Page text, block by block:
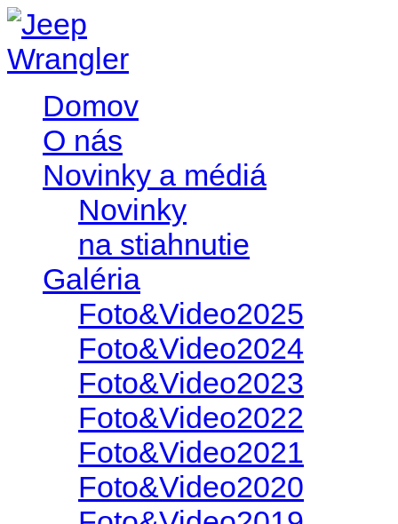
Domov
O nás
Novinky a médiá
Novinky
na stiahnutie
Galéria
Foto&Video2025
Foto&Video2024
Foto&Video2023
Foto&Video2022
Foto&Video2021
Foto&Video2020